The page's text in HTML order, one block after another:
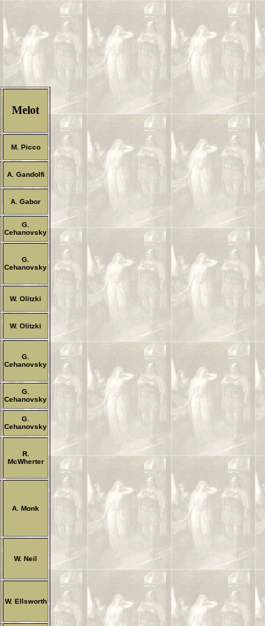
Melot
M. Picco
A. Gandolfi
A. Gabor
G.
Cehanovsky
G.
Cehanovsky
W. Olitzki
W. Olitzki
G.
Cehanovsky
G.
Cehanovsky
G.
Cehanovsky
R.
McWherter
A. Monk
W. Neil
W. Ellsworth